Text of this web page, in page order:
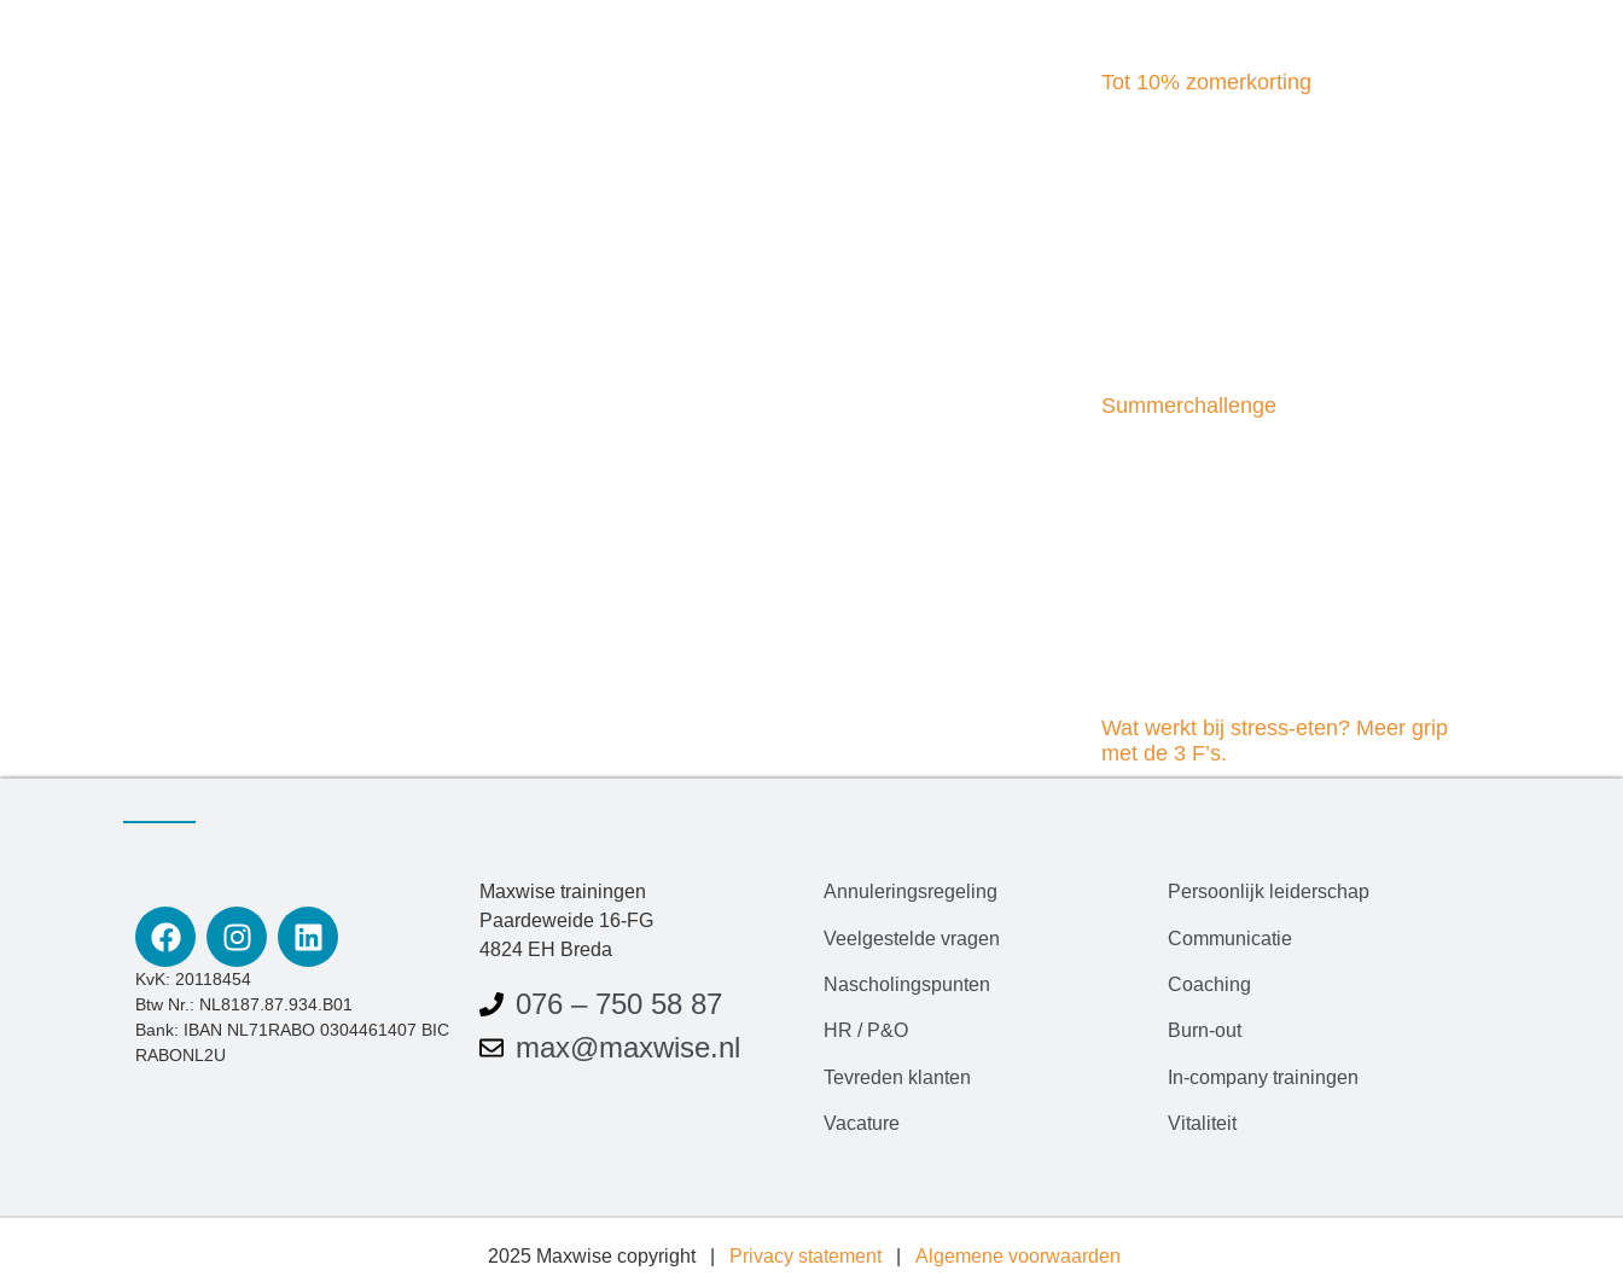
Tot 10% zomerkorting
Summerchallenge
Wat werkt bij stress-eten? Meer grip
met de 3 F’s.
KvK: 20118454
Btw Nr.: NL8187.87.934.B01
Bank: IBAN NL71RABO 0304461407 BIC
RABONL2U
Maxwise trainingen
Paardeweide 16-FG
4824 EH Breda
076 – 750 58 87
max@maxwise.nl
Annuleringsregeling
Veelgestelde vragen
Nascholingspunten
HR / P&O
Tevreden klanten
Vacature
Persoonlijk leiderschap
Communicatie
Coaching
Burn-out
In-company trainingen
Vitaliteit
2025 Maxwise copyright | Privacy statement| Algemene voorwaarden